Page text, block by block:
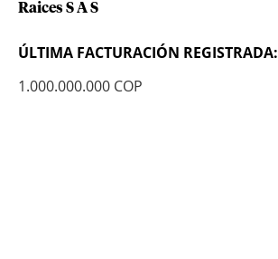
Raices S A S
ÚLTIMA FACTURACIÓN REGISTRADA:
1.000.000.000 COP